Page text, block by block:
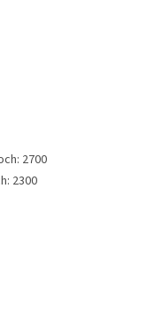
2700
2300